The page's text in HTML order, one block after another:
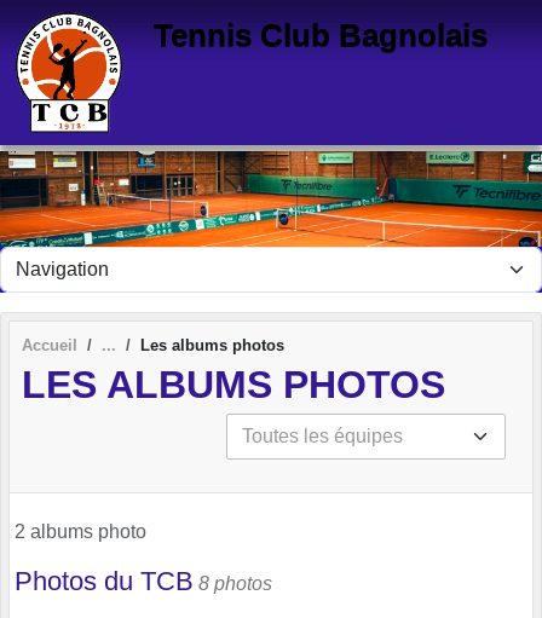
Tennis Club Bagnolais
Accueil Les albums photos
LES ALBUMS PHOTOS
2 albums photo
Photos du TCB 8 photos
Panneau de gestion des cookies